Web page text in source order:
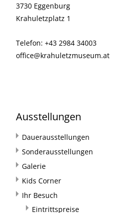
3730 Eggenburg
Krahuletzplatz 1
Telefon: +43 2984 34003
office@krahuletzmuseum.at
Ausstellungen
Dauerausstellungen
Sonderausstellungen
Galerie
Kids Corner
Ihr Besuch
Eintrittspreise